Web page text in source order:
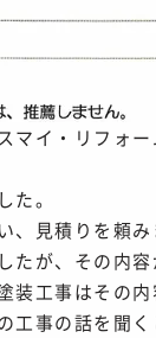
マイ・リフォ
。
見積りを頼み
たが、その内
装工事はその
工事の話を聞